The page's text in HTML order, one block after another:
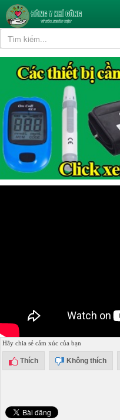
Hãy chia sẻ cảm xúc của bạn
Thích Không thích